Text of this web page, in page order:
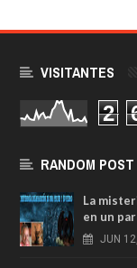
VISITANTES
2
RANDOM POST
La
en un
JUN 12,